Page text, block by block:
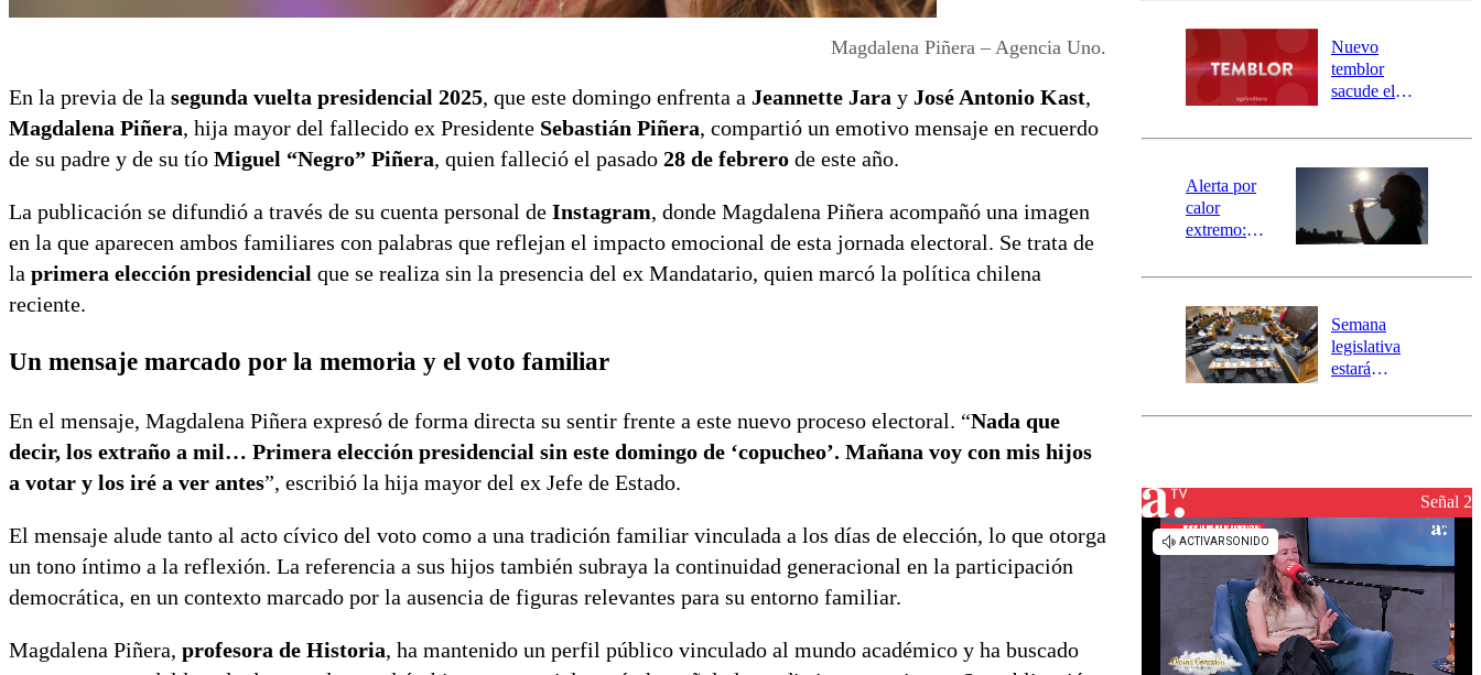
Magdalena Piñera – Agencia Uno.
En la previa de la segunda vuelta presidencial 2025, que este domingo enfrenta a Jeannette Jara y José Antonio Kast,
Magdalena Piñera, hija mayor del fallecido ex Presidente Sebastián Piñera, compartió un emotivo mensaje en recuerdo
de su padre y de su tío Miguel “Negro” Piñera, quien falleció el pasado 28 de febrero de este año.
La publicación se difundió a través de su cuenta personal de Instagram, donde Magdalena Piñera acompañó una imagen
en la que aparecen ambos familiares con palabras que reflejan el impacto emocional de esta jornada electoral. Se trata de
la primera elección presidencial que se realiza sin la presencia del ex Mandatario, quien marcó la política chilena
reciente.
Un mensaje marcado por la memoria y el voto familiar
En el mensaje, Magdalena Piñera expresó de forma directa su sentir frente a este nuevo proceso electoral. “Nada que
decir, los extraño a mil… Primera elección presidencial sin este domingo de ‘copucheo’. Mañana voy con mis hijos
a votar y los iré a ver antes”, escribió la hija mayor del ex Jefe de Estado.
El mensaje alude tanto al acto cívico del voto como a una tradición familiar vinculada a los días de elección, lo que otorga
un tono íntimo a la reflexión. La referencia a sus hijos también subraya la continuidad generacional en la participación
democrática, en un contexto marcado por la ausencia de figuras relevantes para su entorno familiar.
Magdalena Piñera, profesora de Historia, ha mantenido un perfil público vinculado al mundo académico y ha buscado
río Damas:
activa
mensajería
SAE
Nuevo
temblor
sacude el
revisa la
epicentro
Alerta por
calor
extremo:
activa Alerta
Preventiva en
tres comunas
Semana
legislativa
estará
el fin de la
reconstrucciónSeñal 2